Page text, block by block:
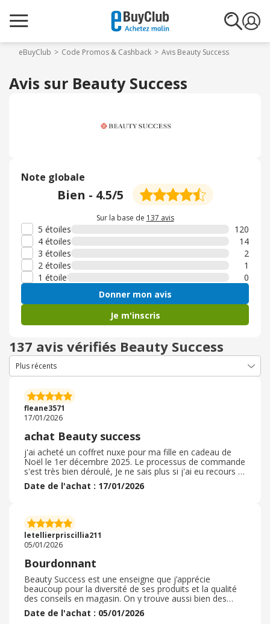
eBuyClub Code Promos & Cashback Avis Beauty Success
Avis sur Beauty Success
Note globale
Bien - 4.5/5
Sur la base de 137 avis
5 étoiles
120
4 étoiles
14
3 étoiles
2
2 étoiles
1
1 étoile
0
Donner mon avis
Je m'inscris
137 avis vérifiés Beauty Success
fleane3571
17/01/2026
achat Beauty success
j'ai acheté un coffret nuxe pour ma fille en cadeau de
Noël le 1er décembre 2025. Le processus de commande
s'est très bien déroulé, Je ne sais plus si j'ai eu recours à
un code promo. Le délai de livraison a été semble-t-il
rapide sauf que je n'ai pas reçu le mail confirmant son
était tout à fait correcte, les articles achetés étaient tout
à fait conforme à la description, la qualité semble être
au rendez-vous, mais comme c'est un cadeau, je ne
l'utilse pas moi-même, mais ma fille ne m'a rien redit à
son sujet. Je n'ai pas eu besoin de faire un retour sur la
commande.
Date de l'achat : 17/01/2026
letellierpriscillia211
05/01/2026
Bourdonnant
Beauty Success est une enseigne que j’apprécie
beaucoup pour la diversité de ses produits et la qualité
des conseils en magasin. On y trouve aussi bien des
parfums que des soins et du maquillage à des prix
corrects, avec des promotions régulières. L’accueil est
Date de l'achat : 05/01/2026